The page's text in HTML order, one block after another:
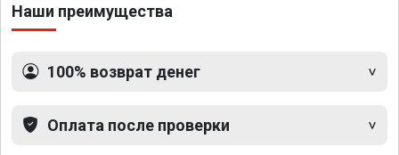
Наши преимущества
100% возврат денег
Оплата после проверки